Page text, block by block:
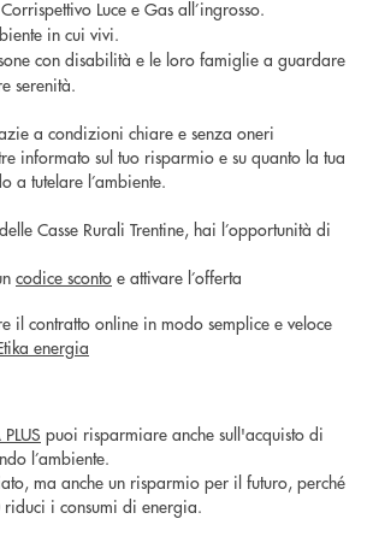
Luce e Gas all’ingrosso.
in cui vivi.
con disabilità e le loro famiglie a guardare
serenità.
a condizioni chiare e senza oneri
informato sul tuo risparmio e su quanto la tua
a tutelare l’ambiente.
Casse Rurali Trentine, hai l’opportunità di
codice sconto e attivare l’offerta
il contratto online in modo semplice e veloce
energia
puoi risparmiare anche sull'acquisto di
l’ambiente.
ma anche un risparmio per il futuro, perché
riduci i consumi di energia.